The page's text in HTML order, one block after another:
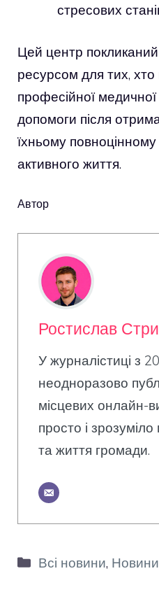
стресових
Цей центр
ресурсом для тих, хто
професійної медичної
допомоги після
їхньому
активного життя.
Автор
Ростислав
У журналістиці з
неодноразово
місцевих онлайн-
просто і
та життя громади.
Категорії
Всі новини, Новини